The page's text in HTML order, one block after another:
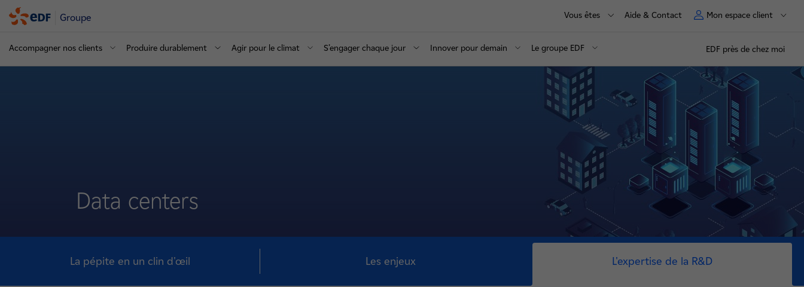
Groupe Vous êtes Aide & Contact Mon espace client
Accompagner nos clients Produire durablement Agir pour le climat S’engager chaque jour Innover pour demain Le groupe EDF EDF près de chez moi
Data centers
La pépite en un clin d'œil Les enjeux L'expertise de la R&D